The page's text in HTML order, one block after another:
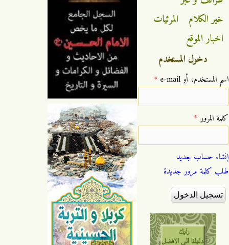
خير الكلام
المرئيات
اخبار الموقع
دخول المستخدم
‏اسم المستخدم، أو e-mail ‏ *
‏كلمة المرور ‏*
إنشاء حساب جديد
طلب كلمة مرور جديدة